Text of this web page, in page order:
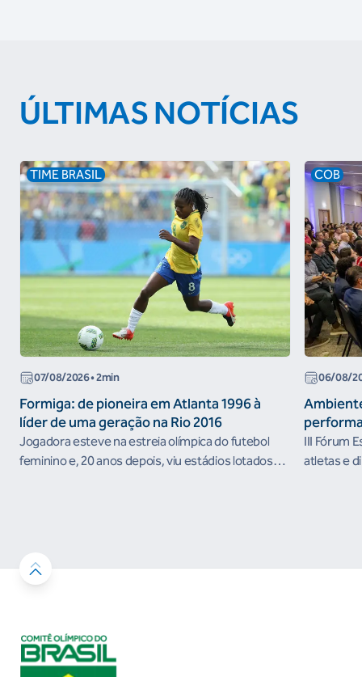
ÚLTIMAS NOTÍCIAS
TIME BRASIL
07/08/2026• 2min
Formiga: de pioneira em Atlanta 1996 à
líder de uma geração na Rio 2016
Jogadora esteve na estreia olímpica do futebol
feminino e, 20 anos depois, viu estádios lotados
COB
06/08/
III Fórum
atletas e